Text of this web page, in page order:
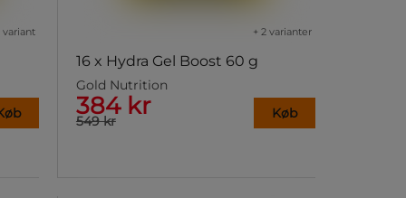
variant
16 x Hydra Gel Boost 60 g
+ 2 varianter
Gold Nutrition
384 kr
549 kr Køb